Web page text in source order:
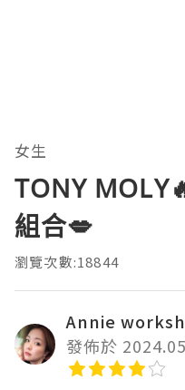
女生
TONY
組合💋
瀏覽次數:18844
Annie
發佈於